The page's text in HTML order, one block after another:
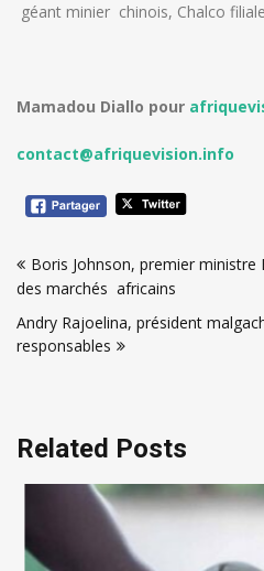
géant minier chinois, Chalco
Mamadou Diallo pour
contact@afriquevision.info
de
l’article
Boris Johnson, premier
des marchés africains
Andry Rajoelina, président
responsables
Related Posts